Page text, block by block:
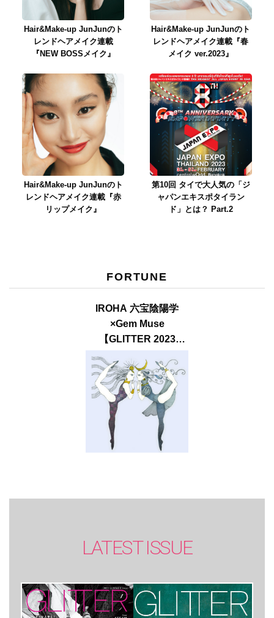
Hair&Make-up JunJunのト
レンドヘアメイク連載
『NEW BOSSメイク』
Hair&Make-up JunJunのト
レンドヘアメイク連載『春
メイク ver.2023』
Hair&Make-up JunJunのト
レンドヘアメイク連載『赤
リップメイク』
第10回 タイで大人気の「ジ
ャパンエキスポタイラン
ド」とは？ Part.2
FORTUNE
IROHA 六宝陰陽学
×Gem Muse
【GLITTER 2023
SUMMER issue】
LATEST ISSUE